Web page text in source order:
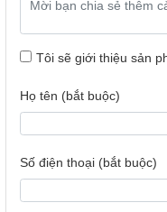
Tôi sẽ giới thiệu sản
Họ tên (bắt buộc)
Số điện thoại (bắt buộc)